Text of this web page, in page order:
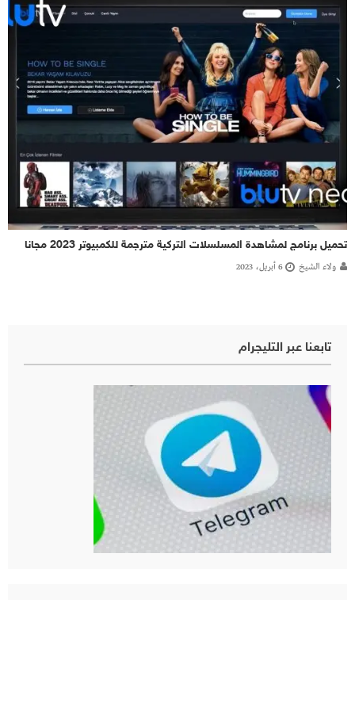
تحميل برنامج لمشاهدة المسلسلات التركية مترجمة للكمبيوتر 2023 مجانا
ولاء الشيخ 6 أبريل، 2023
تابعنا عبر التليجرام